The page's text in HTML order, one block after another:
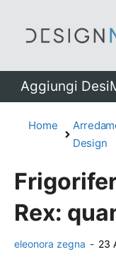
Aggiungi
Home
Design
Rex:
eleonora zegna - 23